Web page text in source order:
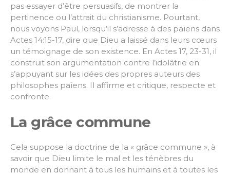
pas essayer d’être persuasifs, de montrer la
pertinence ou l’attrait du christianisme. Pourtant,
nous voyons Paul, lorsqu’il s’adresse à des païens dans
Actes 14:15-17, dire que Dieu a laissé dans leurs cœurs
un témoignage de son existence. En Actes 17, 23-31, il
construit son argumentation contre l’idolâtrie en
s’appuyant sur les idées des propres auteurs des
philosophes païens. Il affirme et critique, respecte et
confronte.
La grâce commune
Cela suppose la doctrine de la « grâce commune », à
savoir que Dieu limite le mal et les ténèbres du
monde en donnant à tous les humains et à toutes les